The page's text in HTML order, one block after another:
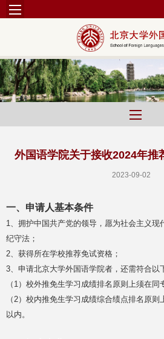
外国语学院关于接收2024年推
2023-09-02
一、申请人基本条件
1、拥护中国共产党的领导，愿为社会主义现
纪守法；
2、获得所在学校推荐免试资格；
3、申请北京大学外国语学院者，还需符合以
（1）校外推免生学习成绩排名原则上须在同
（2）校内推免生学习成绩综合绩点排名原
以内。